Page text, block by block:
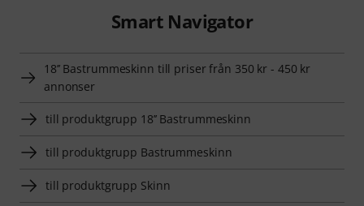
Smart Navigator
18’’ Bastrummeskinn till priser från 350 kr - 450 kr
annonser
till produktgrupp 18’’ Bastrummeskinn
till produktgrupp Bastrummeskinn
till produktgrupp Skinn